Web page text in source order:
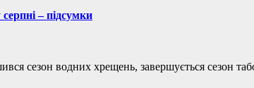
– підсумки
сезон водних хрещень, завершується сезон